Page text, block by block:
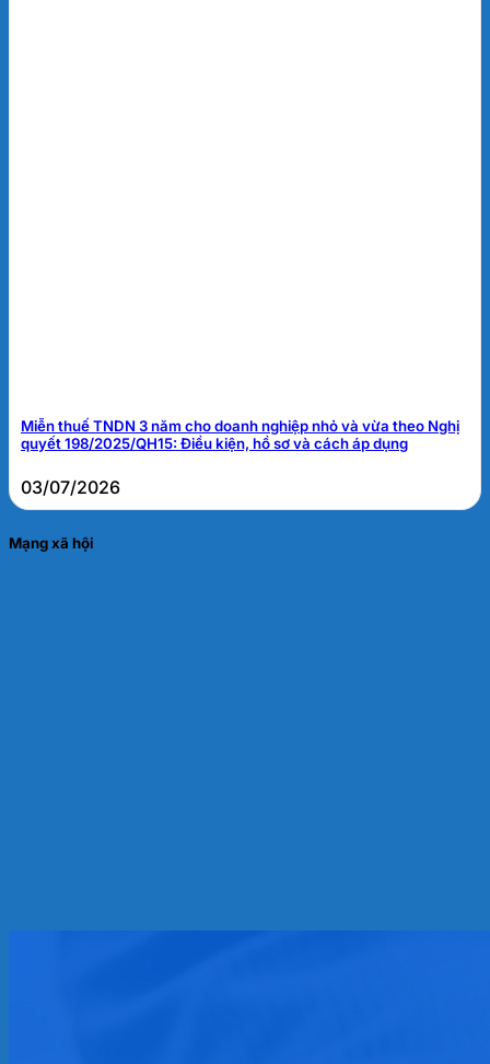
Miễn thuế TNDN 3 năm cho doanh nghiệp nhỏ và vừa theo Nghị
quyết 198/2025/QH15: Điều kiện, hồ sơ và cách áp dụng
03/07/2026
Mạng xã hội